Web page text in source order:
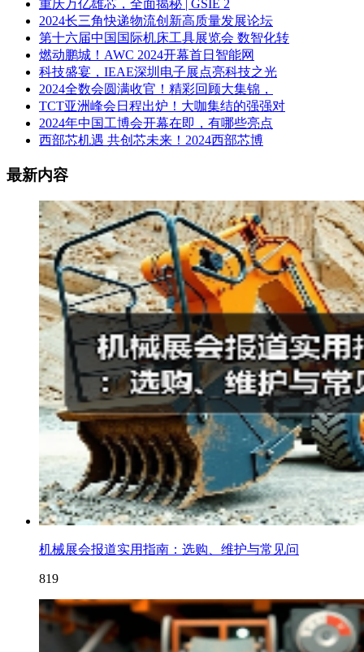
重庆万亿雄芯，全面揭秘 | GSIE 2
2024长三角快递物流创新高质量发展论坛
第十六届中国国际机床工具展览会 数智化转
燃动鹏城！AWC 2024开幕首日智能网
科技盛宴，IEAE深圳电子展点亮科技之光
2024全数会圆满收官！精彩回顾大集锦，
TCT亚洲峰会日程出炉！大咖集结的强强对
2024年中国工博会开幕在即，有哪些亮点
西部芯机遇 共创芯未来！2024西部芯博
最新内容
机械展会报道实用指南：选购、维护与常见问
819